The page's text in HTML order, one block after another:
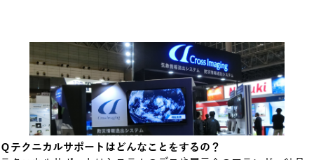
Ｑテクニカルサポートはどんなことをするの？